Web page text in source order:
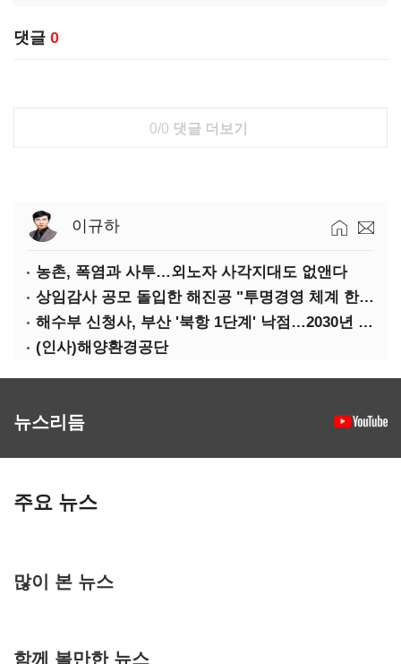
댓글 0
0/0 댓글 더보기
이규하
농촌, 폭염과 사투…외노자 사각지대도 없앤다
상임감사 공모 돌입한 해진공 "투명경영 체계 한층 강화"
해수부 신청사, 부산 '북항 1단계' 낙점…2030년 완공 목표
(인사)해양환경공단
뉴스리듬
주요 뉴스
많이 본 뉴스
함께 볼만한 뉴스